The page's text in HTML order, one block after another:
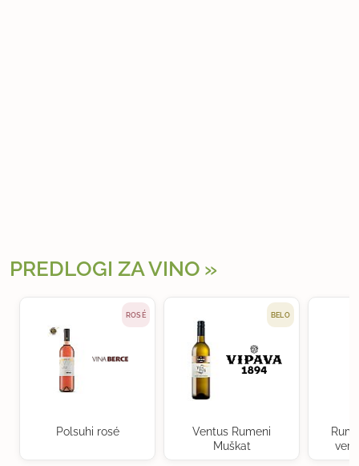
PREDLOGI ZA VINO
ROSÉ
Polsuhi rosé
BELO
Ventus Rumeni
Muškat